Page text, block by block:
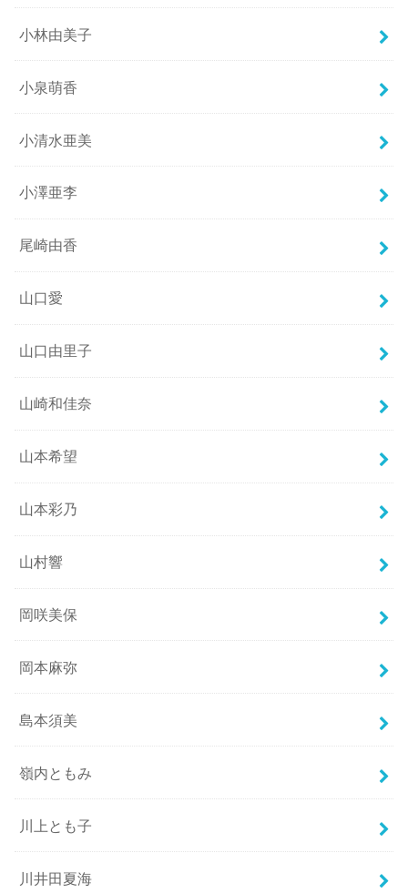
小林由美子
小泉萌香
小清水亜美
小澤亜李
尾崎由香
山口愛
山口由里子
山崎和佳奈
山本希望
山本彩乃
山村響
岡咲美保
岡本麻弥
島本須美
嶺内ともみ
川上とも子
川井田夏海